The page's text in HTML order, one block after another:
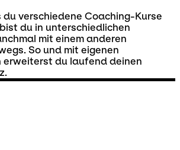
du verschiedene Coaching-Kurse
du in unterschiedlichen
mit einem anderen
So und mit eigenen
erweiterst du laufend deinen